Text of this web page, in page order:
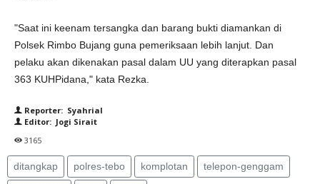
"Saat ini keenam tersangka dan barang bukti diamankan di
Polsek Rimbo Bujang guna pemeriksaan lebih lanjut. Dan
pelaku akan dikenakan pasal dalam UU yang diterapkan pasal
363 KUHPidana," kata Rezka.
Reporter: Syahrial
Editor: Jogi Sirait
3165
ditangkap polres-tebo komplotan telepon-genggam